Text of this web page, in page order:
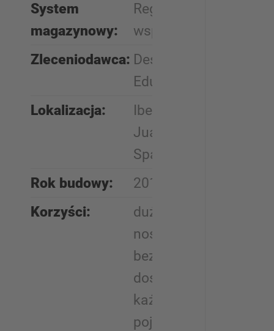
System
magazynowy:
Regał
wspornikowy
Zleceniodawca: Desguaces
Eduardo
Lokalizacja:
Ibeas de
Juarros,
Spanien
Rok budowy:
2018
Korzyści:
duża
nośność,
bezpośredni
dostęp do
każdego
pojazdu z